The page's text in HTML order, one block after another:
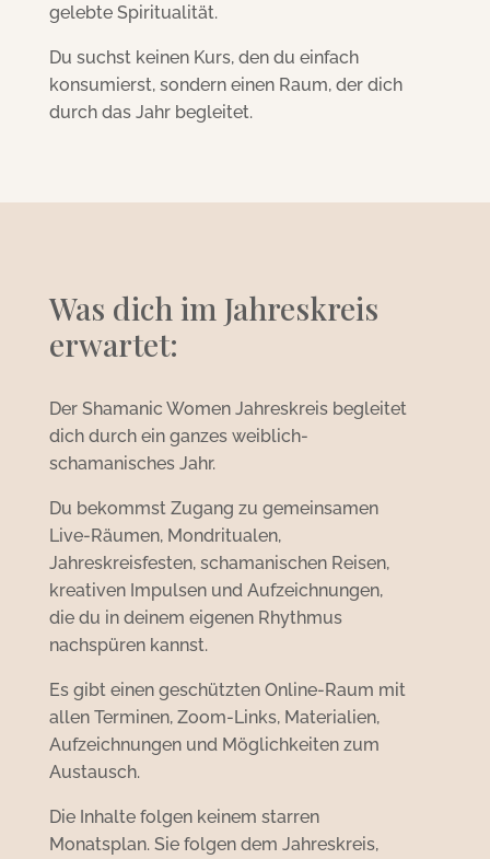
gelebte Spiritualität.
Du suchst keinen Kurs, den du einfach
konsumierst, sondern einen Raum, der dich
durch das Jahr begleitet.
Was dich im Jahreskreis
erwartet:
Der Shamanic Women Jahreskreis begleitet
dich durch ein ganzes weiblich-
schamanisches Jahr.
Du bekommst Zugang zu gemeinsamen
Live-Räumen, Mondritualen,
Jahreskreisfesten, schamanischen Reisen,
kreativen Impulsen und Aufzeichnungen,
die du in deinem eigenen Rhythmus
nachspüren kannst.
Es gibt einen geschützten Online-Raum mit
allen Terminen, Zoom-Links, Materialien,
Aufzeichnungen und Möglichkeiten zum
Austausch.
Die Inhalte folgen keinem starren
Monatsplan. Sie folgen dem Jahreskreis,